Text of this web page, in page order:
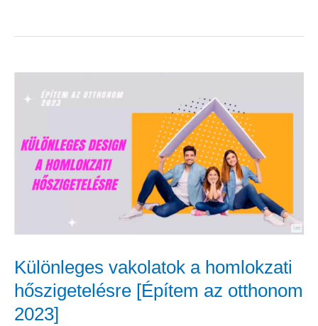
Különleges vakolatok a homlokzati
hőszigetelésre [Építem az otthonom
2023]
vakolatok
homlokzati
hőszigetelésre
2023]